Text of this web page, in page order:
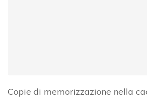
Copie di memorizzazione nella